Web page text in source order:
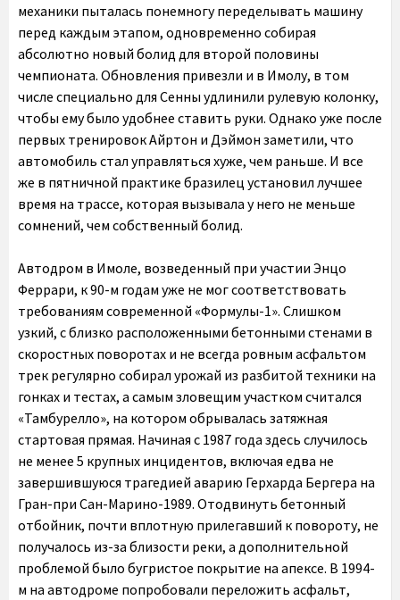
механики пыталась понемногу переделывать машину
перед каждым этапом, одновременно собирая
абсолютно новый болид для второй половины
чемпионата. Обновления привезли и в Имолу, в том
числе специально для Сенны удлинили рулевую колонку,
чтобы ему было удобнее ставить руки. Однако уже после
первых тренировок Айртон и Дэймон заметили, что
автомобиль стал управляться хуже, чем раньше. И все
же в пятничной практике бразилец установил лучшее
время на трассе, которая вызывала у него не меньше
сомнений, чем собственный болид.
Автодром в Имоле, возведенный при участии Энцо
Феррари, к 90-м годам уже не мог соответствовать
требованиям современной «Формулы-1». Слишком
узкий, с близко расположенными бетонными стенами в
скоростных поворотах и не всегда ровным асфальтом
трек регулярно собирал урожай из разбитой техники на
гонках и тестах, а самым зловещим участком считался
«Тамбурелло», на котором обрывалась затяжная
стартовая прямая. Начиная с 1987 года здесь случилось
не менее 5 крупных инцидентов, включая едва не
завершившуюся трагедией аварию Герхарда Бергера на
Гран-при Сан-Марино-1989. Отодвинуть бетонный
отбойник, почти вплотную прилегавший к повороту, не
получалось из-за близости реки, а дополнительной
проблемой было бугристое покрытие на апексе. В 1994-
м на автодроме попробовали переложить асфальт,